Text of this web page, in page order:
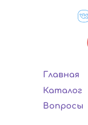
Главная
Каталог
Вопросы